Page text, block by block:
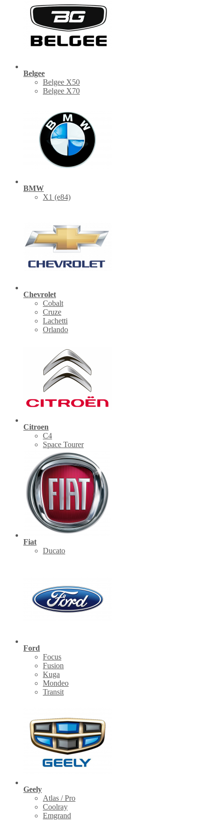
Belgee
Belgee X50
Belgee X70
BMW
X1 (е84)
Chevrolet
Cobalt
Cruze
Lachetti
Orlando
Citroen
C4
Space Tourer
Fiat
Ducato
Ford
Focus
Fusion
Kuga
Mondeo
Transit
Geely
Atlas / Pro
Coolray
Emgrand